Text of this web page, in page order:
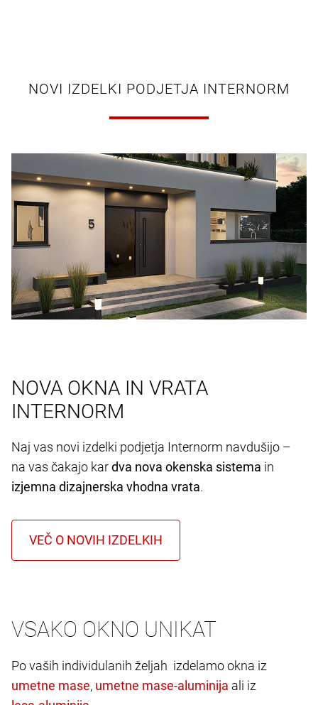
NOVI IZDELKI PODJETJA INTERNORM
NOVA OKNA IN VRATA
INTERNORM
Naj vas novi izdelki podjetja Internorm navdušijo –
na vas čakajo kardva nova okenska sistema in
izjemna dizajnerska vhodna vrata.
VSAKO OKNO UNIKAT
Po vaših individulanih željah izdelamo okna iz
,
ali iz